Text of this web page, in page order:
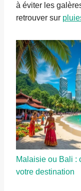
à éviter les
retrouver sur
Malaisie ou Bali :
votre destination